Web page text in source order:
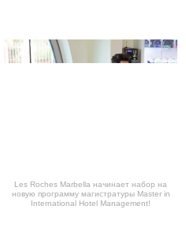
Les Roches Marbella начинает набор на
новую программу магистратуры Master in
International Hotel Management!